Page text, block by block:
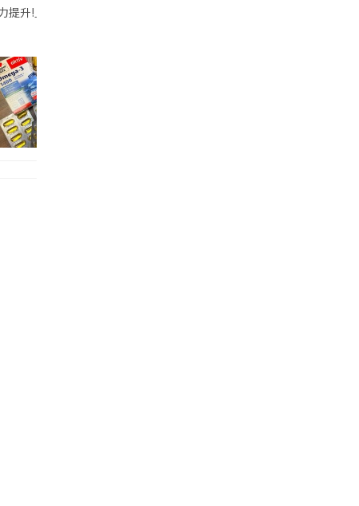
攜帶的行動電源機身已標示「10000mAh」，卻仍被要求當場
除了解暑，冬瓜仲有好多鮮為人知嘅好處：減肥、消水腫、降血
提升!｣ 長時間對住電腦､剪片寫稿,成日覺得眼睛乾澀､腦袋好似｢斷